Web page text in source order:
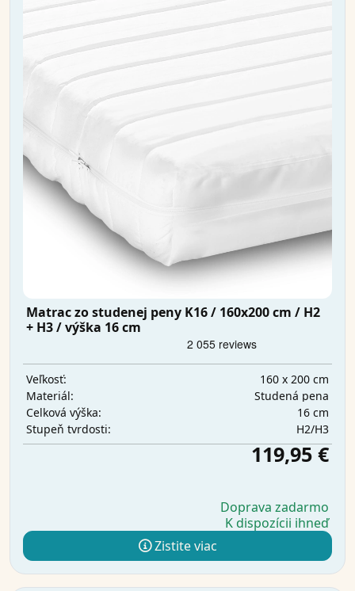
Matrac zo studenej peny K16 / 160x200 cm / H2
+ H3 / výška 16 cm
Veľkosť:
160 x 200 cm
Materiál:
Studená pena
Celková výška:
16 cm
Stupeň tvrdosti:
H2/H3
119,95 €
Doprava zadarmo
K dispozícii ihneď
Zistite viac